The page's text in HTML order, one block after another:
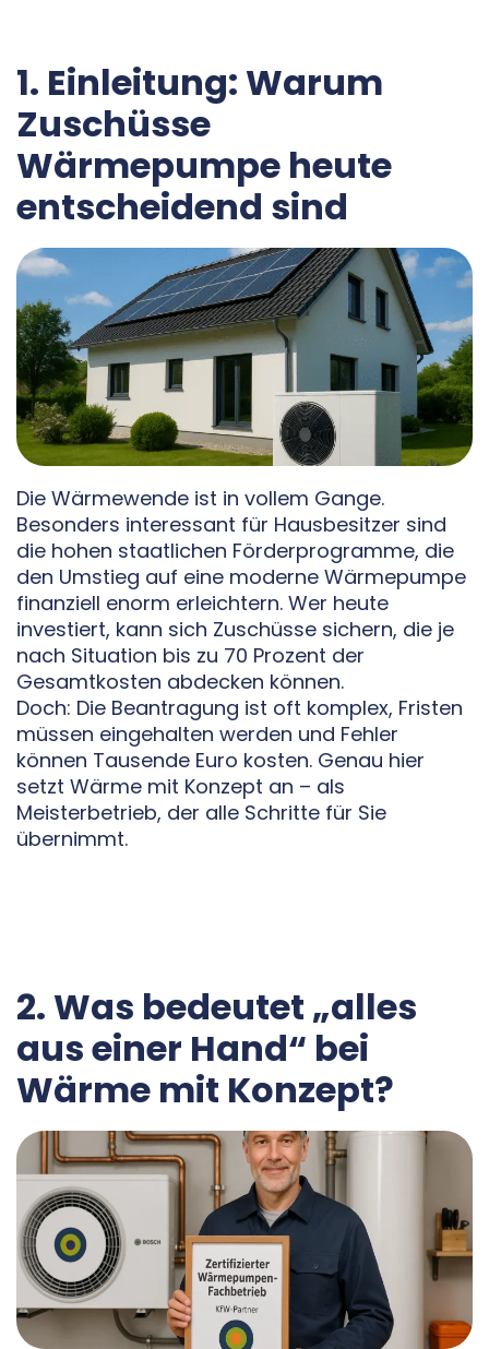
1. Einleitung: Warum
Zuschüsse
Wärmepumpe heute
entscheidend sind
Die Wärmewende ist in vollem Gange.
Besonders interessant für Hausbesitzer sind
die hohen staatlichen Förderprogramme, die
den Umstieg auf eine moderne Wärmepumpe
finanziell enorm erleichtern. Wer heute
investiert, kann sich Zuschüsse sichern, die je
nach Situation bis zu 70 Prozent der
Gesamtkosten abdecken können.
Doch: Die Beantragung ist oft komplex, Fristen
müssen eingehalten werden und Fehler
können Tausende Euro kosten. Genau hier
setzt Wärme mit Konzept an – als
Meisterbetrieb, der alle Schritte für Sie
übernimmt.
2. Was bedeutet „alles
aus einer Hand“ bei
Wärme mit Konzept?